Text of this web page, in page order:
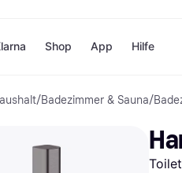
Zahlungsmethoden
Bezahle in 3
Shop
Shops
H&M
Temu
App Hilfe
/Badezimmer & Sauna/